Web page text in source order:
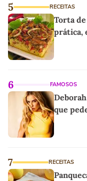
5 RECEITAS
Torta
prática,
6 FAMOSOS
que
7 RECEITAS